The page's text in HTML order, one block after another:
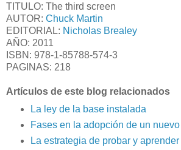
TITULO: The third screen
AUTOR: Chuck Martin
EDITORIAL: Nicholas Brealey
AÑO: 2011
ISBN: 978-1-85788-574-3
PAGINAS: 218
Artículos de este blog relacionados
La ley de la base instalada
Fases en la adopción de un
La estrategia de probar y aprender